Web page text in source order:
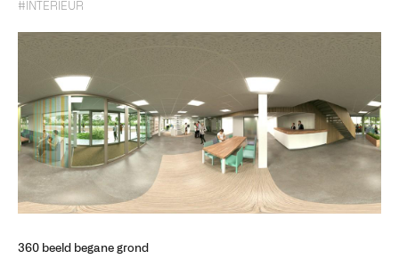
#INTERIEUR
360 beeld begane grond